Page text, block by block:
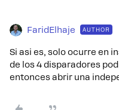
FaridElhaje AUTHOR
Si asi es, solo ocurre en
de los 4 disparadores
entonces abrir una